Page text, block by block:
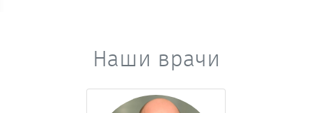
Наши врачи